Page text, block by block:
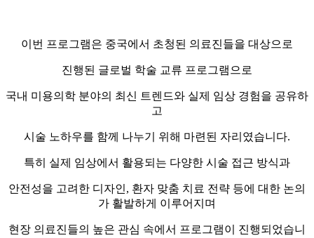
이번 프로그램은 중국에서 초청된 의료진들을 대상으로
진행된 글로벌 학술 교류 프로그램으로
국내 미용의학 분야의 최신 트렌드와 실제 임상 경험을 공유하
고
시술 노하우를 함께 나누기 위해 마련된 자리였습니다.
특히 실제 임상에서 활용되는 다양한 시술 접근 방식과
안전성을 고려한 디자인, 환자 맞춤 치료 전략 등에 대한 논의
가 활발하게 이루어지며
현장 의료진들의 높은 관심 속에서 프로그램이 진행되었습니